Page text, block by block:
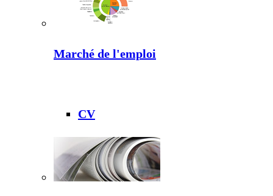
Marché de l'emploi
CV